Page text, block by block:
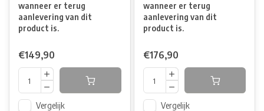
wanneer er terug
aanlevering van dit
product is.
€149,90
Vergelijk
wanneer er terug
aanlevering van dit
product is.
€176,90
Vergelijk